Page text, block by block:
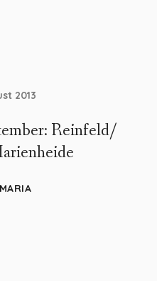
2013
Reinfeld/